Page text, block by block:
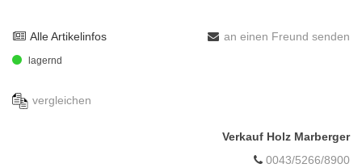
Alle Artikelinfos an einen Freund senden
lagernd
vergleichen
Verkauf Holz Marberger
0043/5266/8900